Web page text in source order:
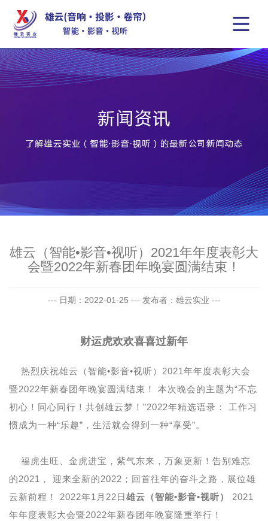
雄云（智能•影音•视听）2021年年度表彰大
会暨2022年新春团年晚宴圆满结束！
--- 日期：2022-01-25 --- 发布者：雄云实业 ---
财运虎欢欢喜喜过新年
热烈庆祝雄云（智能•影音•视听）2021年年度表彰大会
暨2022年新春团年晚宴圆满结束！ 本次晚会的主题为“不忘
初心！同心同行！共创雄云梦！”2022年精选语录： 工作习
惯成为一种“乐趣”，生活就会得到一种“享受”。
福虎生旺、金虎进宝，紫气东来，万象更新！告别难忘
的2021， 迎来全新的2022；回首往年的奋斗之路，展位雄
云新前程！ 2022年1月22日雄云（智能•影音•视听）
2021
年年度表彰大会暨2022年新春团年晚宴隆重举行！